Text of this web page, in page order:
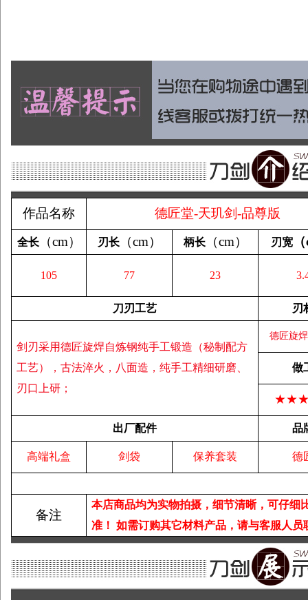
作品名称 德匠堂-天玑剑-品尊版
全长（cm） 刃长（cm） 柄长（cm） 刃宽 （
105 77 23
刀刃工艺 刃
剑刃采用德匠旋焊自炼钢纯手工锻造（秘制配方
工艺），古法淬火，八面造，纯手工精细研磨、
刃口上研；
德匠旋
做
出厂配件 品
高端礼盒 剑袋 保养套装 德
备注
本店商品均为实物拍摄，细节清晰，可仔细
准！ 如需订购其它材料产品，请与客服人员